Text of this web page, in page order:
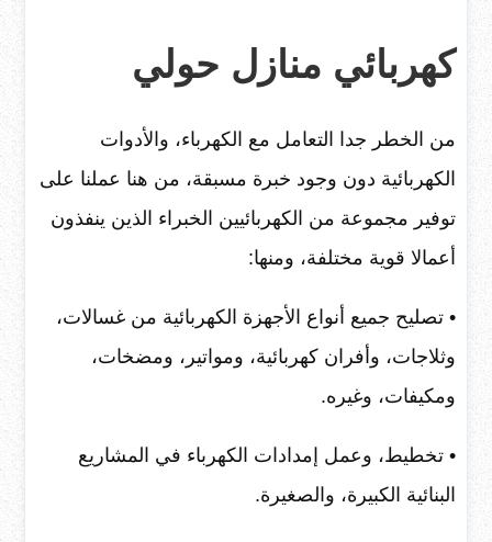
كهربائي منازل حولي
من الخطر جدا التعامل مع الكهرباء، والأدوات
الكهربائية دون وجود خبرة مسبقة، من هنا عملنا على
توفير مجموعة من الكهربائيين الخبراء الذين ينفذون
أعمالا قوية مختلفة، ومنها:
• تصليح جميع أنواع الأجهزة الكهربائية من غسالات،
وثلاجات، وأفران كهربائية، ومواتير، ومضخات،
ومكيفات، وغيره.
• تخطيط، وعمل إمدادات الكهرباء في المشاريع
البنائية الكبيرة، والصغيرة.